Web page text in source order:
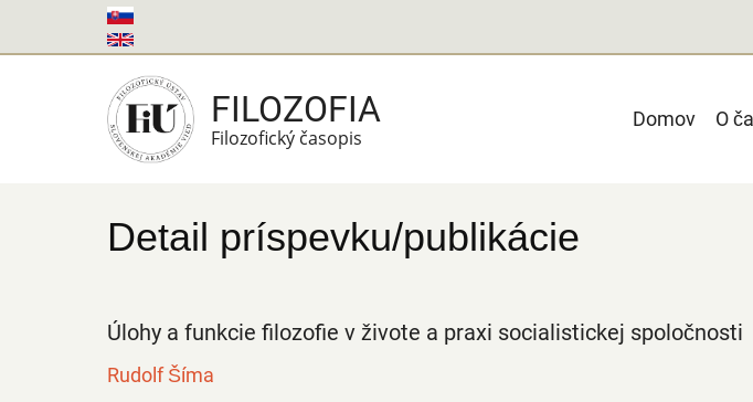
na
FILOZOFIA
Filozofický časopis
Main
Domov O
Detail príspevku/publikácie
Úlohy a funkcie filozofie v živote a praxi socialistickej spoločnosti
Rudolf Šíma